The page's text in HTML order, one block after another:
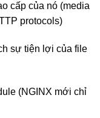
cấp của nó (media
protocols)
sự tiện lợi của file
(NGINX mới chỉ